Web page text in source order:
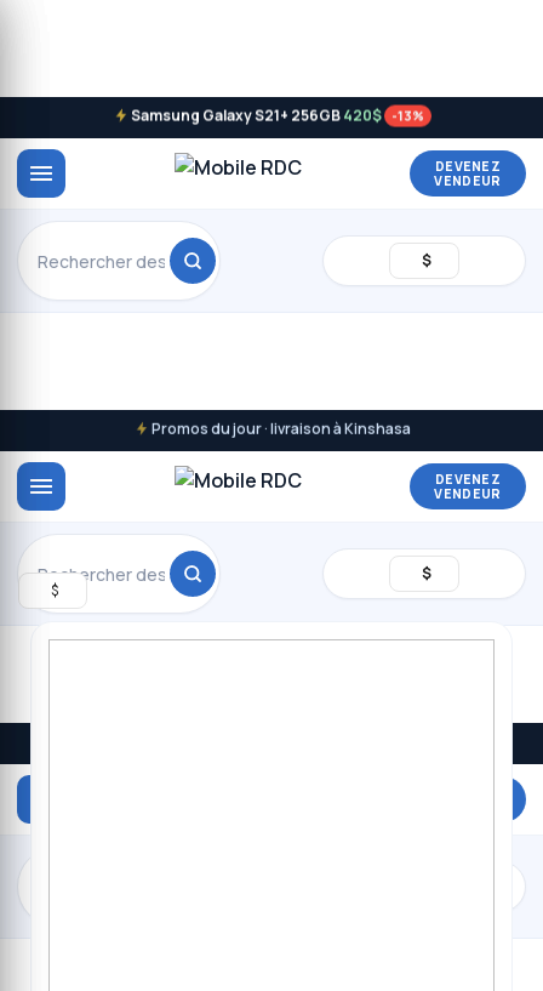
Samsung Galaxy S21+ 256GB 420$ -13%
DEVENEZ
VENDEUR
$
Promos du jour · livraison à Kinshasa
DEVENEZ
VENDEUR
$
Rechercher
$